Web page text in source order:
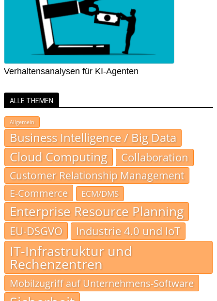
Verhaltensanalysen für KI-Agenten
ALLE THEMEN
Allgemein
Business Intelligence / Big Data
Cloud Computing Collaboration
Customer Relationship Management
E-Commerce
ECM/DMS
Enterprise Resource Planning
EU-DSGVO Industrie 4.0 und IoT
IT-Infrastruktur und
Rechenzentren
Mobilzugriff auf Unternehmens-Software